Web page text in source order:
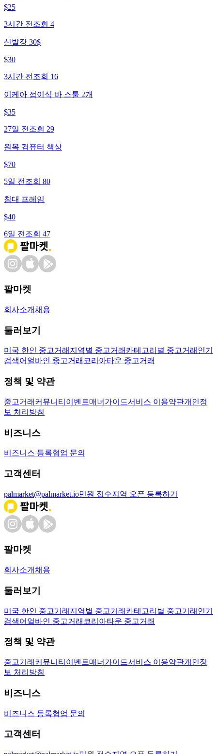
$25
3시간 전 조회 4
신발장 30$
$30
3시간 전 조회 16
이케아 접이식 바 스툴 2개
$35
27일 전 조회 29
원목 컴퓨터 책상
$70
5일 전 조회 80
침대 프레임
$40
6일 전 조회 47
팔마켓
회사소개 채용
둘러보기
미국 한인 중고거래 지역별 중고거래 카테고리별 중고거래 인기
검색어 얼바인 중고거래 코리아타운 중고거래
정책 및 약관
중고거래 커뮤니티 이벤트매너가이드서비스 이용약관개인정
보 처리방침
비즈니스
비즈니스 등록협업 문의
고객센터
palmarket@palmarket.io민원 접수지역 오픈 등록하기
팔마켓
회사소개 채용
둘러보기
미국 한인 중고거래 지역별 중고거래 카테고리별 중고거래 인기
검색어 얼바인 중고거래 코리아타운 중고거래
정책 및 약관
중고거래 커뮤니티 이벤트매너가이드서비스 이용약관개인정
보 처리방침
비즈니스
비즈니스 등록협업 문의
고객센터